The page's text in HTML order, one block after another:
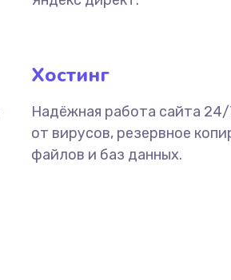
Хостинг
Надёжная работа сайта
от вирусов, резервное
файлов и баз данных.